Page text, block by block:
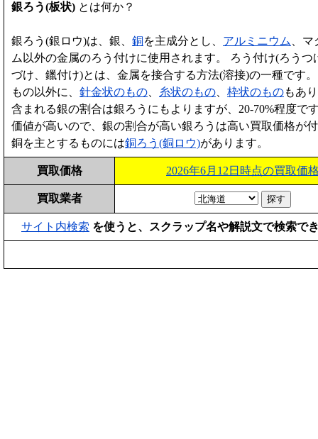
銀ろう(板状) とは何か？
銀ろう(銀ロウ)は、銀、 銅を主成分とし、 アルミニウム
、
ム以外の金属のろう付けに使用されます。 ろう付け(ろうつ
づけ、鑞付け)とは、金属を接合する方法(溶接)の一種です
もの以外に、 針金状のもの 糸状のもの 枠状のものもあ
含まれる銀の割合は銀ろうにもよりますが、20-70%程度で
価値が高いので、銀の割合が高い銀ろうは高い買取価格が
銅を主とするものには銅ろう(銅ロウ)があります。
買取価格 2026年6月12日時点の買取価
買取業者
サイト内検索 を使うと、スクラップ名や解説文で検索で